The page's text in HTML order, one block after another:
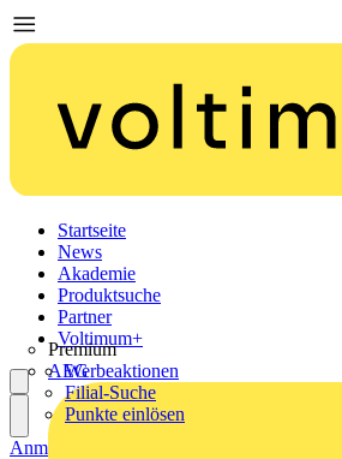
Startseite
News
Akademie
Produktsuche
Partner
Premium
AEG
Voltimum+
Werbeaktionen
Filial-Suche
Punkte einlösen
Anmelden